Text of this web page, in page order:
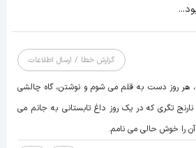
گزارش خطا / ارسال اطلاعات
هر روز دست به قلم می شوم و نوشتن، گاه چالشی
نارنج تگری که در یک روز داغ تابستانی به جانم می
را خوش حالی می نامم.